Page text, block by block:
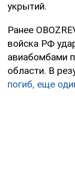
укрытий.
Ранее
войска РФ
авиабомбами
области. В
погиб, еще